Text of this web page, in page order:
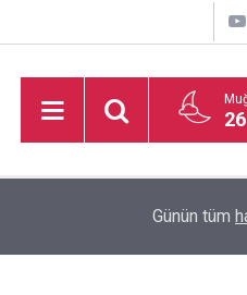
Basketbol Süper
Günün tüm